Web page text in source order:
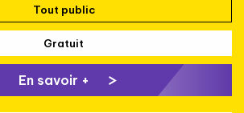
Tout public
Gratuit
En savoir +